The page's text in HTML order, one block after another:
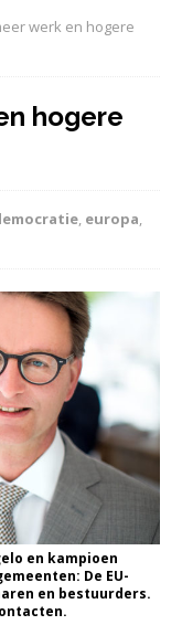
werk en hogere
hogere
, europa,
en kampioen
De EU-
en bestuurders.